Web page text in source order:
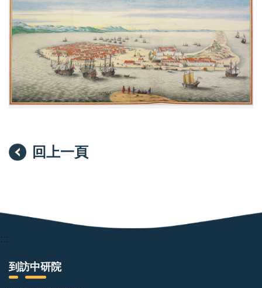
瞰
圖》，
藏
於
荷
德
爾
堡
哲
物
館
回上一頁
:::
到訪中研院